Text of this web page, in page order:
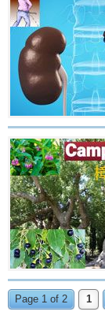
Page 1 of 2 1